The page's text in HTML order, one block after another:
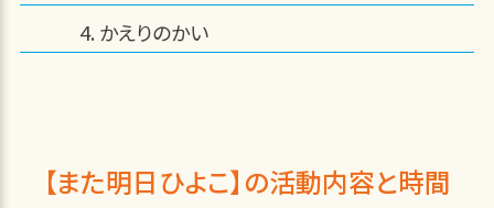
かえりのかい
【また明日ひよこ】の活動内容と時間